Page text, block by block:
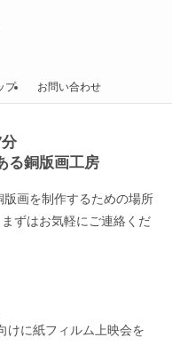
プ お問い合わせ
る銅版画工房
版画を制作するための場所
ずはお気軽にご連絡くだ
けに紙フィルム上映会を